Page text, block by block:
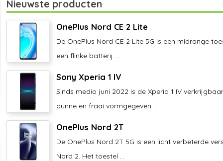
Nieuwste producten
OnePlus Nord CE 2 Lite
De OnePlus Nord CE 2 Lite 5G is een midrange
een flinke batterij ...
Sony Xperia 1 IV
Sinds medio juni 2022 is de Xperia 1 IV
dunne en fraai vormgegeven ...
OnePlus Nord 2T
De OnePlus Nord 2T 5G is een licht verbeterde
Nord 2. Het toestel ...